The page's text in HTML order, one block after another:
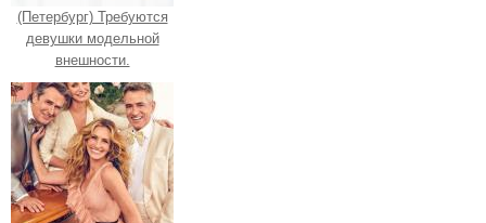
(Петербург) Требуются
девушки модельной
внешности.